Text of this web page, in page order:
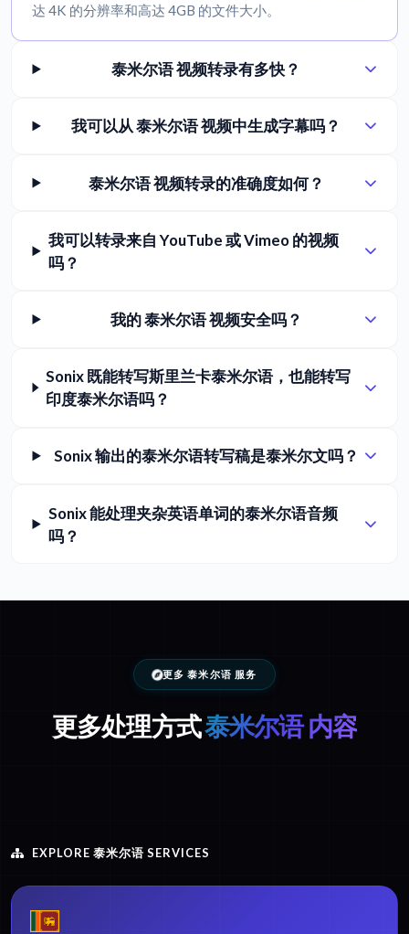
达 4K 的分辨率和高达 4GB 的文件大小。
泰米尔语 视频转录有多快？
我可以从 泰米尔语 视频中生成字幕吗？
泰米尔语 视频转录的准确度如何？
我可以转录来自 YouTube 或 Vimeo 的视频
吗？
我的 泰米尔语 视频安全吗？
Sonix 既能转写斯里兰卡泰米尔语，也能转写
印度泰米尔语吗？
Sonix 输出的泰米尔语转写稿是泰米尔文吗？
Sonix 能处理夹杂英语单词的泰米尔语音频
吗？
更多 泰米尔语 服务
更多处理方式泰米尔语 内容
EXPLORE 泰米尔语 SERVICES